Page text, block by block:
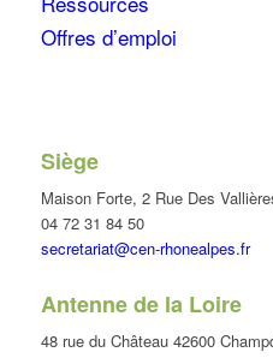
Offres d’emploi
Siège
Maison Forte, 2 Rue Des
04 72 31 84 50
secretariat@cen-rhonealpes.fr
Antenne de la Loire
48 rue du Château 42600